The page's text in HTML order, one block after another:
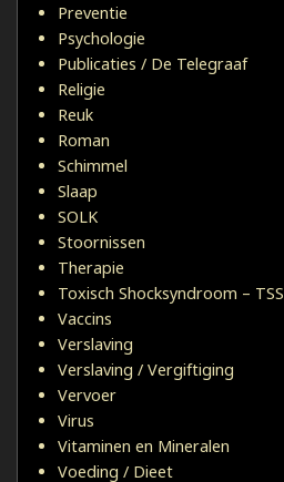
Preventie
Psychologie
Publicaties / De Telegraaf
Religie
Reuk
Roman
Schimmel
Slaap
SOLK
Stoornissen
Therapie
Toxisch Shocksyndroom – TSS
Vaccins
Verslaving
Verslaving / Vergiftiging
Vervoer
Virus
Vitaminen en Mineralen
Voeding / Dieet